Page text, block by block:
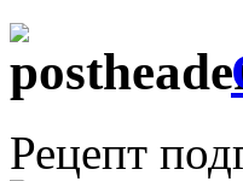
Рецепт